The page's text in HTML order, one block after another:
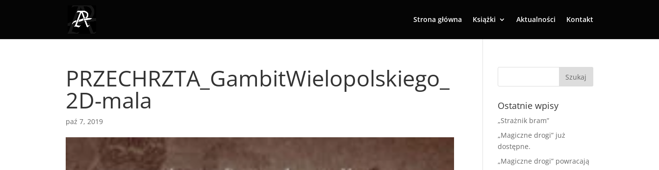
Strona główna Książki Aktualności Kontakt
PRZECHRZTA_GambitWielopolskiego_
2D-mala
paź 7, 2019
Ostatnie wpisy
„Strażnik bram”
„Magiczne drogi” już
dostępne.
„Magiczne drogi” powracają